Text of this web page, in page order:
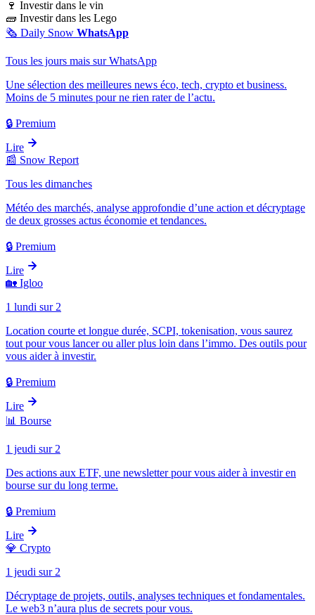
🍷 Investir dans le vin
🧱 Investir dans les Lego
🗞️ Daily Snow WhatsApp
Tous les jours mais sur WhatsApp
Une sélection des meilleures news éco, tech, crypto et business.
Moins de 5 minutes pour ne rien rater de l’actu.
🔒 Premium
Lire
📰 Snow Report
Tous les dimanches
Météo des marchés, analyse approfondie d’une action et décryptage
de deux grosses actus économie et tendances.
🔒 Premium
Lire
🏡 Igloo
1 lundi sur 2
Location courte et longue durée, SCPI, tokenisation, vous saurez
tout pour vous lancer ou aller plus loin dans l’immo. Des outils pour
vous aider à investir.
🔒 Premium
Lire
📊 Bourse
1 jeudi sur 2
Des actions aux ETF, une newsletter pour vous aider à investir en
bourse sur du long terme.
🔒 Premium
Lire
💎 Crypto
1 jeudi sur 2
Décryptage de projets, outils, analyses techniques et fondamentales.
Le web3 n’aura plus de secrets pour vous.